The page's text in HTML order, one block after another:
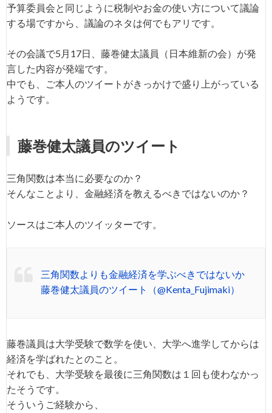
予算委員会と同じように税制やお金の使い方について議論
する場ですから、議論のネタは何でもアリです。
その会議で5月17日、藤巻健太議員（日本維新の会）が発
言した内容が発端です。
中でも、ご本人のツイートがきっかけで盛り上がっている
ようです。
藤巻健太議員のツイート
三角関数は本当に必要なのか？
そんなことより、金融経済を教えるべきではないのか？
ソースはご本人のツイッターです。
三角関数よりも金融経済を学ぶべきではないか
藤巻健太議員のツイート（@Kenta_Fujimaki）
藤巻議員は大学受験で数学を使い、大学へ進学してからは
経済を学ばれたとのこと。
それでも、大学受験を最後に三角関数は１回も使わなかっ
たそうです。
そういうご経験から、